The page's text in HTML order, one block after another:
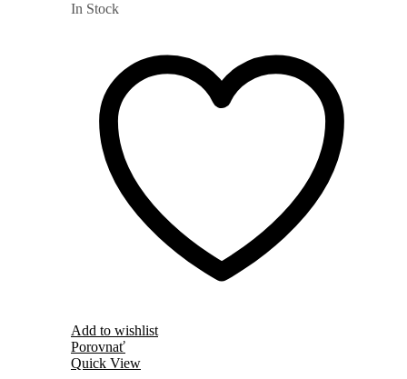
In Stock
Add to wishlist
Porovnať
Quick View